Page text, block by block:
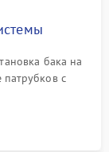
бака на
с
стыков
протечек воды.